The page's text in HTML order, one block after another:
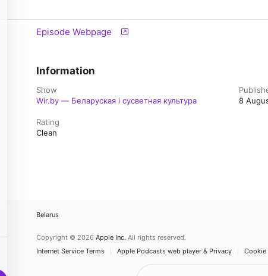
Episode Webpage
Information
Show
Wir.by — Беларуская і сусветная культура
8
Rating
Clean
Belarus
Copyright © 2026 Apple Inc. All rights reserved.
Internet Service Terms
Apple Podcasts web player & Privacy Cookie